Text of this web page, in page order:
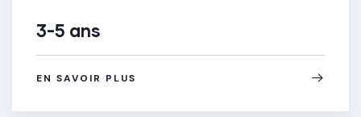
3-5 ans
EN SAVOIR PLUS